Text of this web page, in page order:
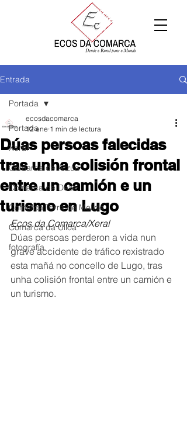
Entrada
Portada
Xeral
Comarca de Arzúa
Comarca de Deza
Comarca Terra de Melide
Comarca da Ulloa
fotografía
Portada
Dúas persoas falecidas
tras unha colisión frontal
entre un camión e un
turismo en Lugo
ecosdacomarca
12 ene 1 min de lectura
Ecos da Comarca/Xeral
Dúas persoas perderon a vida nun
grave accidente de tráfico rexistrado
esta mañá no concello de Lugo, tras
unha colisión frontal entre un camión e
un turismo.